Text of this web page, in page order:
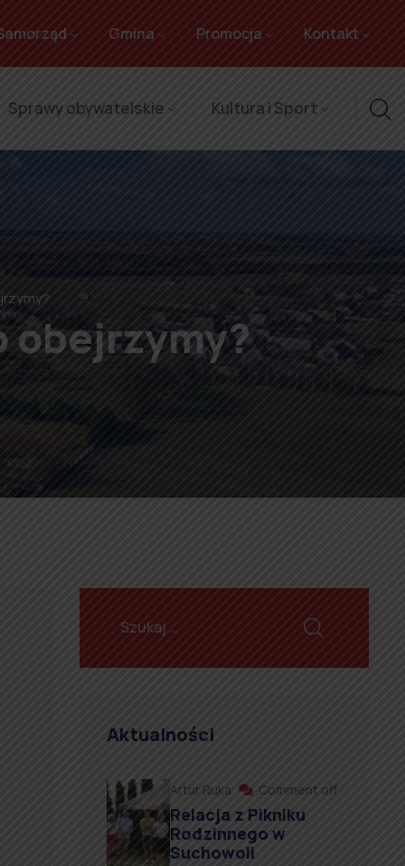
Gmina Promocja Kontakt
Sprawy obywatelskie Kultura i Sport
obejrzymy?
Aktualności
Artur Ruka Comment off
Relacja z Pikniku
Rodzinnego w
Suchowoli